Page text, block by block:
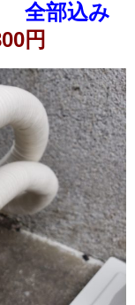
全部込み
円